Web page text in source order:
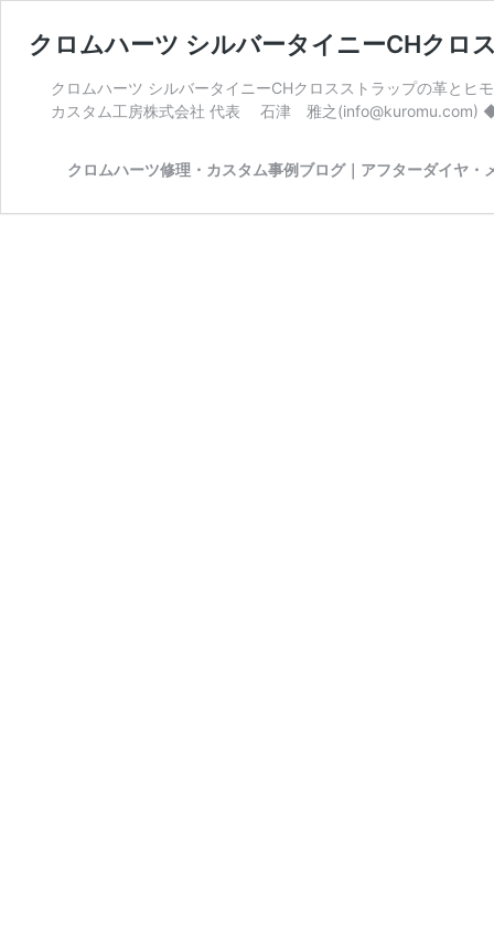
クロムハーツ シルバータイニーCHクロ
クロムハーツ シルバータイニーCHクロスストラップの革とヒ
カスタム工房株式会社 代表 石津 雅之(info@kuromu.com)
クロムハーツ修理・カスタム事例ブログ｜アフターダイヤ